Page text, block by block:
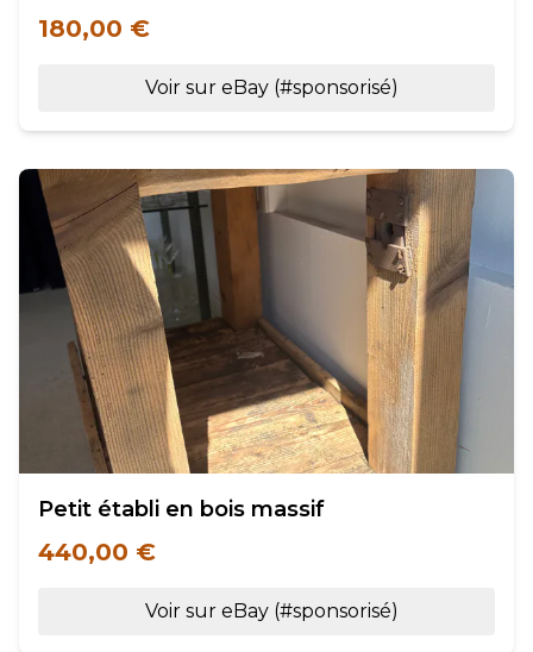
180,00 €
Voir sur eBay (#sponsorisé)
Petit établi en bois massif
440,00 €
Voir sur eBay (#sponsorisé)